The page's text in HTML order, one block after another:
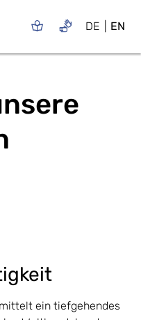
DE EN
ein tiefgehendes